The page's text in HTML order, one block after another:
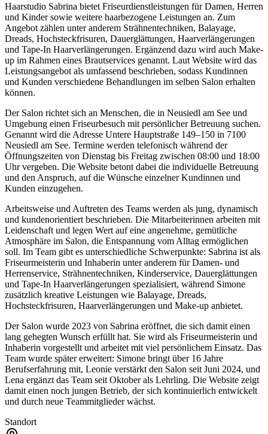
Haarstudio Sabrina bietet Friseurdienstleistungen für Damen, Herren
und Kinder sowie weitere haarbezogene Leistungen an. Zum
Angebot zählen unter anderem Strähnentechniken, Balayage,
Dreads, Hochsteckfrisuren, Dauerglättungen, Haarverlängerungen
und Tape-In Haarverlängerungen. Ergänzend dazu wird auch Make-
up im Rahmen eines Brautservices genannt. Laut Website wird das
Leistungsangebot als umfassend beschrieben, sodass Kundinnen
und Kunden verschiedene Behandlungen im selben Salon erhalten
können.
Der Salon richtet sich an Menschen, die in Neusiedl am See und
Umgebung einen Friseurbesuch mit persönlicher Betreuung suchen.
Genannt wird die Adresse Untere Hauptstraße 149–150 in 7100
Neusiedl am See. Termine werden telefonisch während der
Öffnungszeiten von Dienstag bis Freitag zwischen 08:00 und 18:00
Uhr vergeben. Die Website betont dabei die individuelle Betreuung
und den Anspruch, auf die Wünsche einzelner Kundinnen und
Kunden einzugehen.
Arbeitsweise und Auftreten des Teams werden als jung, dynamisch
und kundenorientiert beschrieben. Die Mitarbeiterinnen arbeiten mit
Leidenschaft und legen Wert auf eine angenehme, gemütliche
Atmosphäre im Salon, die Entspannung vom Alltag ermöglichen
soll. Im Team gibt es unterschiedliche Schwerpunkte: Sabrina ist als
Friseurmeisterin und Inhaberin unter anderem für Damen- und
Herrenservice, Strähnentechniken, Kinderservice, Dauerglättungen
und Tape-In Haarverlängerungen spezialisiert, während Simone
zusätzlich kreative Leistungen wie Balayage, Dreads,
Hochsteckfrisuren, Haarverlängerungen und Make-up anbietet.
Der Salon wurde 2023 von Sabrina eröffnet, die sich damit einen
lang gehegten Wunsch erfüllt hat. Sie wird als Friseurmeisterin und
Inhaberin vorgestellt und arbeitet mit viel persönlichem Einsatz. Das
Team wurde später erweitert: Simone bringt über 16 Jahre
Berufserfahrung mit, Leonie verstärkt den Salon seit Juni 2024, und
Lena ergänzt das Team seit Oktober als Lehrling. Die Website zeigt
damit einen noch jungen Betrieb, der sich kontinuierlich entwickelt
und durch neue Teammitglieder wächst.
Standort